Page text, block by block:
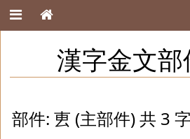
漢字金文
部件: 叀 (主部件) 共 3 字